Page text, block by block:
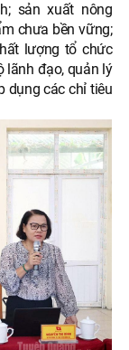
sản xuất nông
chưa bền vững;
lượng tổ chức
lãnh đạo, quản lý
dụng các chỉ tiêu